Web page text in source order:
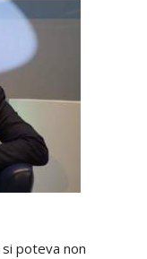
poteva non